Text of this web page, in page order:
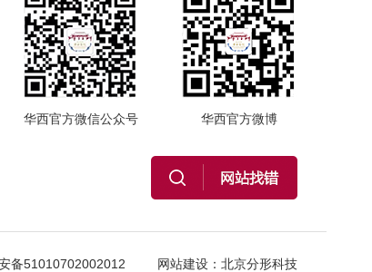
华西官方微信公众号 华西官方微博
备51010702002012 网站建设 ： 北京分形科技